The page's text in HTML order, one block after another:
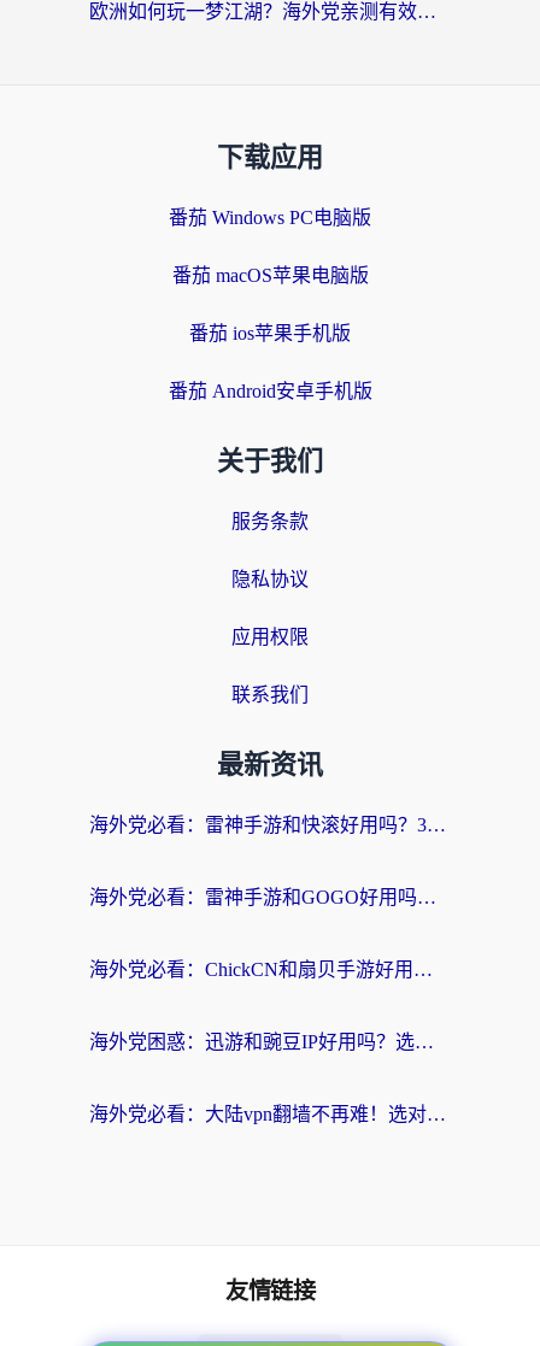
欧洲如何玩一梦江湖？海外党亲测有效的国服游戏加速指南
下载应用
番茄 Windows PC电脑版
番茄 macOS苹果电脑版
番茄 ios苹果手机版
番茄 Android安卓手机版
关于我们
服务条款
隐私协议
应用权限
联系我们
最新资讯
海外党必看：雷神手游和快滚好用吗？3步选对回国加速器无缝刷国内资源
海外党必看：雷神手游和GOGO好用吗？3步选对回国加速器，无缝刷剧玩原神
海外党必看：ChickCN和扇贝手游好用吗？3步选对回国加速器无缝刷国内资源
海外党困惑：迅游和豌豆IP好用吗？选对回国加速器，刷剧游戏再也不卡
海外党必看：大陆vpn翻墙不再难！选对加速器，无缝刷国内资源
友情链接